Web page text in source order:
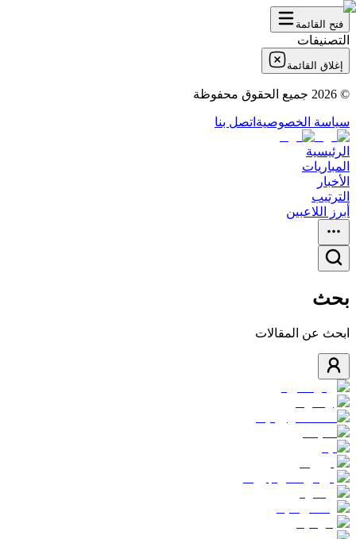
فتح القائمة
التصنيفات
إغلاق القائمة
©
2026 جميع الحقوق محفوظة
سياسة الخصوصية اتصل بنا
الرئيسية
المباريات
الأخبار
الترتيب
أبرز اللاعبين
بحث
ابحث عن المقالات